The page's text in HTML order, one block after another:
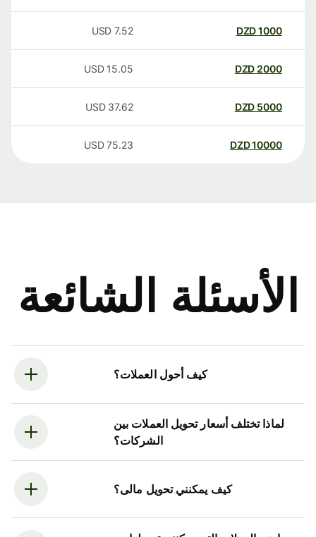
1000
DZD
7.52
USD
2000
DZD
15.05
USD
5000
DZD
37.62
USD
10000
DZD
75.23
USD
الأسئلة الشائعة
كيف أحول العملات؟
لماذا تختلف أسعار تحويل العملات بين
الشركات؟
كيف يمكنني تحويل مالى؟